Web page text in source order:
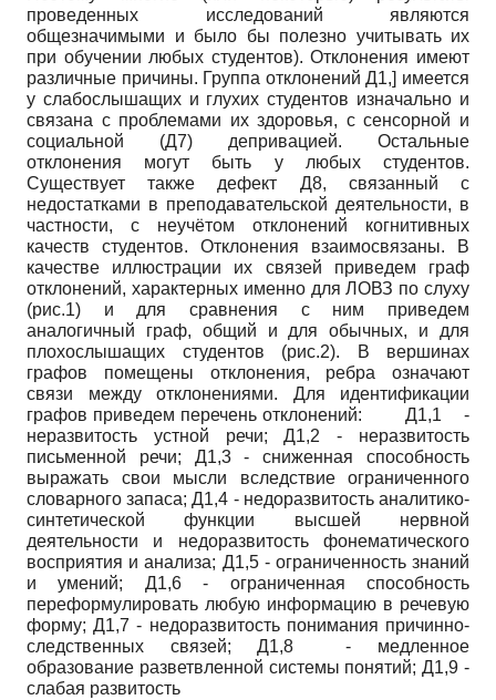
проведенных исследований являются
общезначимыми и было бы полезно учитывать их
при обучении любых студентов). Отклонения имеют
различные причины. Группа отклонений Д1,] имеется
у слабослышащих и глухих студентов изначально и
связана с проблемами их здоровья, с сенсорной и
социальной (Д7) депривацией. Остальные
отклонения могут быть у любых студентов.
Существует также дефект Д8, связанный с
недостатками в преподавательской деятельности, в
частности, с неучётом отклонений когнитивных
качеств студентов. Отклонения взаимосвязаны. В
качестве иллюстрации их связей приведем граф
отклонений, характерных именно для ЛОВЗ по слуху
(рис.1) и для сравнения с ним приведем
аналогичный граф, общий и для обычных, и для
плохослышащих студентов (рис.2). В вершинах
графов помещены отклонения, ребра означают
связи между отклонениями. Для идентификации
графов приведем перечень отклонений: Д1,1 -
неразвитость устной речи; Д1,2 - неразвитость
письменной речи; Д1,3 - сниженная способность
выражать свои мысли вследствие ограниченного
словарного запаса; Д1,4 - недоразвитость аналитико-
синтетической функции высшей нервной
деятельности и недоразвитость фонематического
восприятия и анализа; Д1,5 - ограниченность знаний
и умений; Д1,6 - ограниченная способность
переформулировать любую информацию в речевую
форму; Д1,7 - недоразвитость понимания причинно-
следственных связей; Д1,8 - медленное
образование разветвленной системы понятий; Д1,9 -
слабая развитость